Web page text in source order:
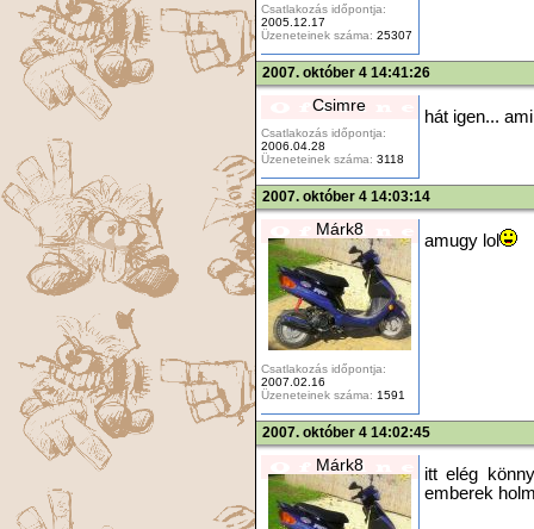
Csatlakozás időpontja:
2005.12.17
Üzeneteinek száma: 25307
2007. október 4 14:41:26
Csimre
Csatlakozás időpontja:
2006.04.28
Üzeneteinek száma: 3118
hát igen...
2007. október 4 14:03:14
Márk8
Csatlakozás időpontja:
2007.02.16
Üzeneteinek száma: 1591
amugy lol
2007. október 4 14:02:45
Márk8
itt elég
emberek